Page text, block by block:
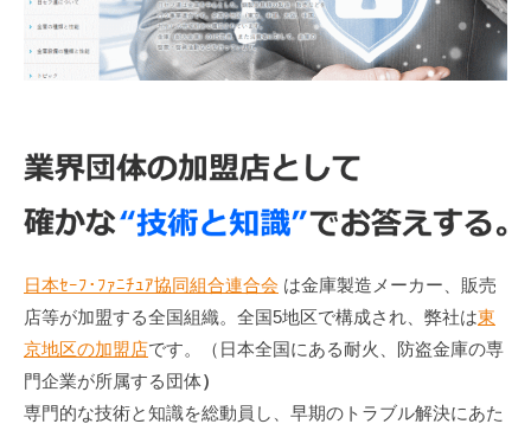
日本ｾｰﾌ･ﾌｧﾆﾁｭｱ協同組合連合会 は金庫製造メーカー、販売
店等が加盟する全国組織。全国5地区で構成され、弊社は東
京地区の加盟店です。（日本全国にある耐火、防盗金庫の専
門企業が所属する団体）
専門的な技術と知識を総動員し、早期のトラブル解決にあた